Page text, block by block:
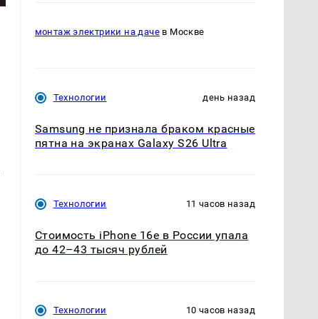
монтаж электрики на дачев Москве
Технологии день назад
Samsung не признала браком красные
пятна на экранах Galaxy S26 Ultra
Технологии 11 часов назад
Стоимость iPhone 16e в России упала
до 42–43 тысяч рублей
Технологии 10 часов назад